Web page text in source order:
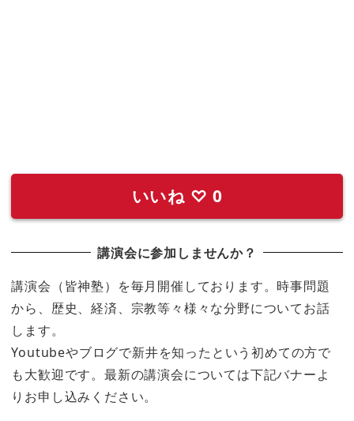
いいね ♡ 0
講演会に参加しませんか？
講演会（皆神塾）を毎月開催しております。時事問題
から、歴史、経済、宗教等々様々な分野についてお話
します。
Youtubeやブログで新井を知ったという初めての方で
も大歓迎です。最新の講演会については下記バナーよ
りお申し込みください。